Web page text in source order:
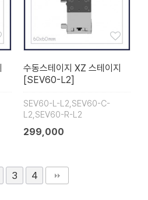
수동스테이지 XZ 스테이지
[SEV60-L2]
SEV60-L-L2,SEV60-C-
L2,SEV60-R-L2
299,000
3 4